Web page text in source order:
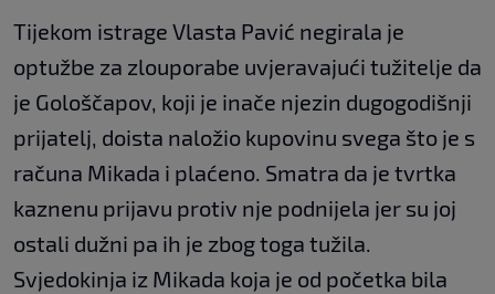
Tijekom istrage Vlasta Pavić negirala je
optužbe za zlouporabe uvjeravajući tužitelje da
je Gološčapov, koji je inače njezin dugogodišnji
prijatelj, doista naložio kupovinu svega što je s
računa Mikada i plaćeno. Smatra da je tvrtka
kaznenu prijavu protiv nje podnijela jer su joj
ostali dužni pa ih je zbog toga tužila.
Svjedokinja iz Mikada koja je od početka bila